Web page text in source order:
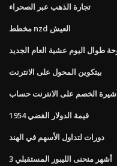
تجارة الذهب عبر الصحراء
مخطط nzd العيش
طوال اليوم عشية العام الجديد
بيتكوين المحول على الانترنت
الخصم على الانترنت حساب
قيمة الدولار الفضي 1954
دورات لتداول الأسهم في الهند
3 أشهر منحنى الليبور المستقبلي